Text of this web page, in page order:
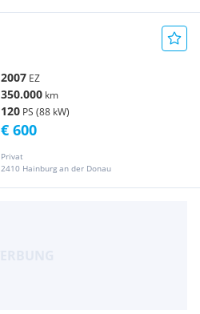
2007 EZ
350.000 km
120 PS (88 kW)
Privat
2410 Hainburg an der Donau
€ 600